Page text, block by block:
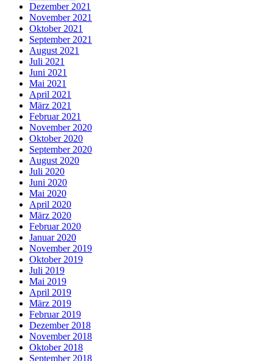
Dezember 2021
November 2021
Oktober 2021
September 2021
August 2021
Juli 2021
Juni 2021
Mai 2021
April 2021
März 2021
Februar 2021
November 2020
Oktober 2020
September 2020
August 2020
Juli 2020
Juni 2020
Mai 2020
April 2020
März 2020
Februar 2020
Januar 2020
November 2019
Oktober 2019
Juli 2019
Mai 2019
April 2019
März 2019
Februar 2019
Dezember 2018
November 2018
Oktober 2018
September 2018